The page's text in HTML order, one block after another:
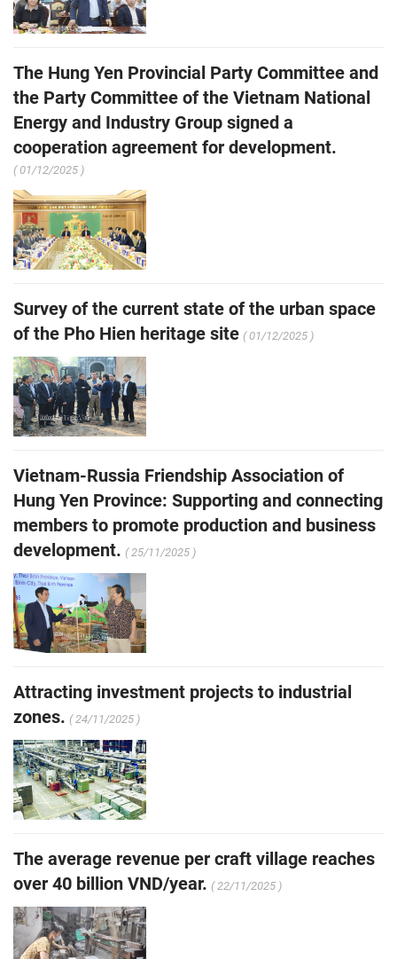
The Hung Yen Provincial Party Committee and
the Party Committee of the Vietnam National
Energy and Industry Group signed a
cooperation agreement for development.
( 01/12/2025 )
Survey of the current state of the urban space
of the Pho Hien heritage site ( 01/12/2025 )
Vietnam-Russia Friendship Association of
Hung Yen Province: Supporting and connecting
members to promote production and business
development. ( 25/11/2025 )
Attracting investment projects to industrial
zones. ( 24/11/2025 )
The average revenue per craft village reaches
over 40 billion VND/year. ( 22/11/2025 )